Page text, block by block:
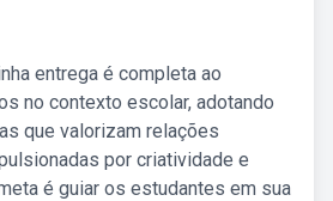
entrega é completa ao
no contexto escolar, adotando
que valorizam relações
por criatividade e
é guiar os estudantes em sua